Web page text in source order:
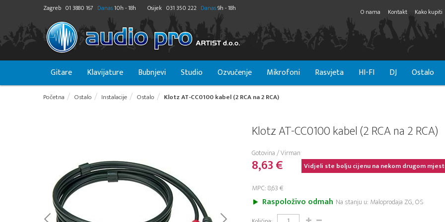
Zagreb 01 3880 167 Danas10h - 18h Osijek 031 350 222 Danas9h - 18h O nama Kontakt Kako kupiti
Gitare Klavijature Bubnjevi Studio Ozvučenje Mikrofoni Rasvjeta HI-FI DJ Ostalo
Početna Ostalo Instalacije Ostalo Klotz AT-CC0100 kabel (2 RCA na 2 RCA)
Klotz AT-CC0100 kabel (2 RCA na 2 RCA)
Gotovina / Virman
8,63 € Vidjeli ste bolju cijenu na nekom drugom
MPC: 8,63 €
Raspoloživo odmah Na stanju u: Maloprodaja ZG, OS